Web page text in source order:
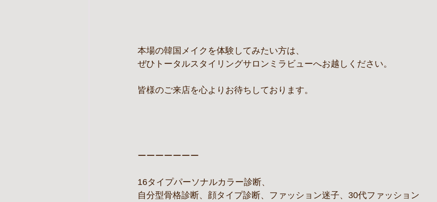
本場の韓国メイクを体験してみたい方は、
ぜひトータルスタイリングサロンミラビューへお越しください。
皆様のご来店を心よりお待ちしております。
ーーーーーーー
16タイプパーソナルカラー診断、
自分型骨格診断、顔タイプ診断、ファッション迷子、30代ファッション